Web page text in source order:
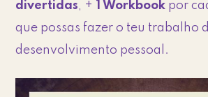
divertidas, + 1 Workbook por
que possas fazer o teu trabalho
desenvolvimento pessoal.